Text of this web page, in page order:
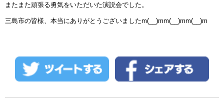
またまた頑張る勇気をいただいた演説会でした。
三島市の皆様、本当にありがとうございましたm(__)mm(__)mm(__)m